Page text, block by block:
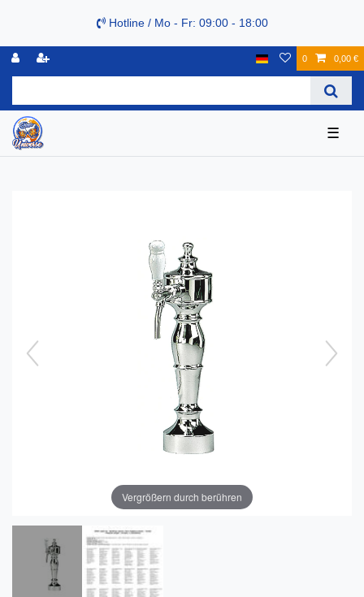
Hotline / Mo - Fr: 09:00 - 18:00
0 0,00 €
☰
Vergrößern durch berühren